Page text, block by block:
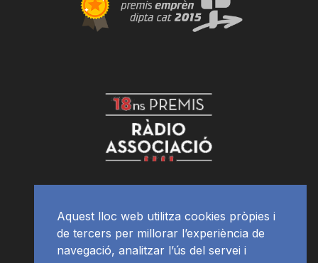
Aquest lloc web utilitza cookies pròpies i
de tercers per millorar l’experiència de
navegació, analitzar l’ús del servei i